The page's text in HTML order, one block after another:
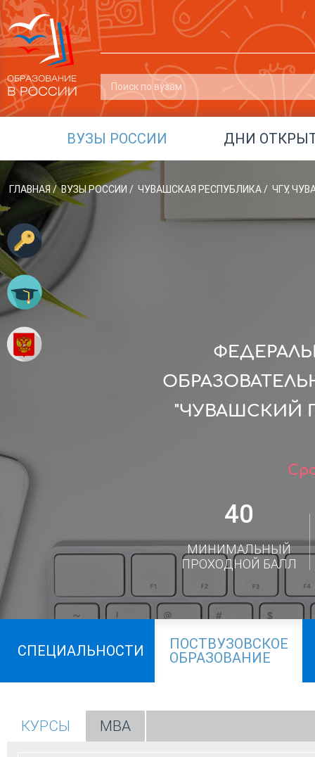
ВУЗЫ РОССИИ ДНИ
ГЛАВНАЯ / ВУЗЫ РОССИИ / ЧУВАШСКАЯ РЕСПУБЛИКА/ ЧГУ,
"ЧУВАШСКИЙ
40
МИНИМАЛЬНЫЙ
ПРОХОДНОЙ БАЛЛ
СПЕЦИАЛЬНОСТИ
ПОСТВУЗОВСКОЕ
ОБРАЗОВАНИЕ
КУРСЫ МВА